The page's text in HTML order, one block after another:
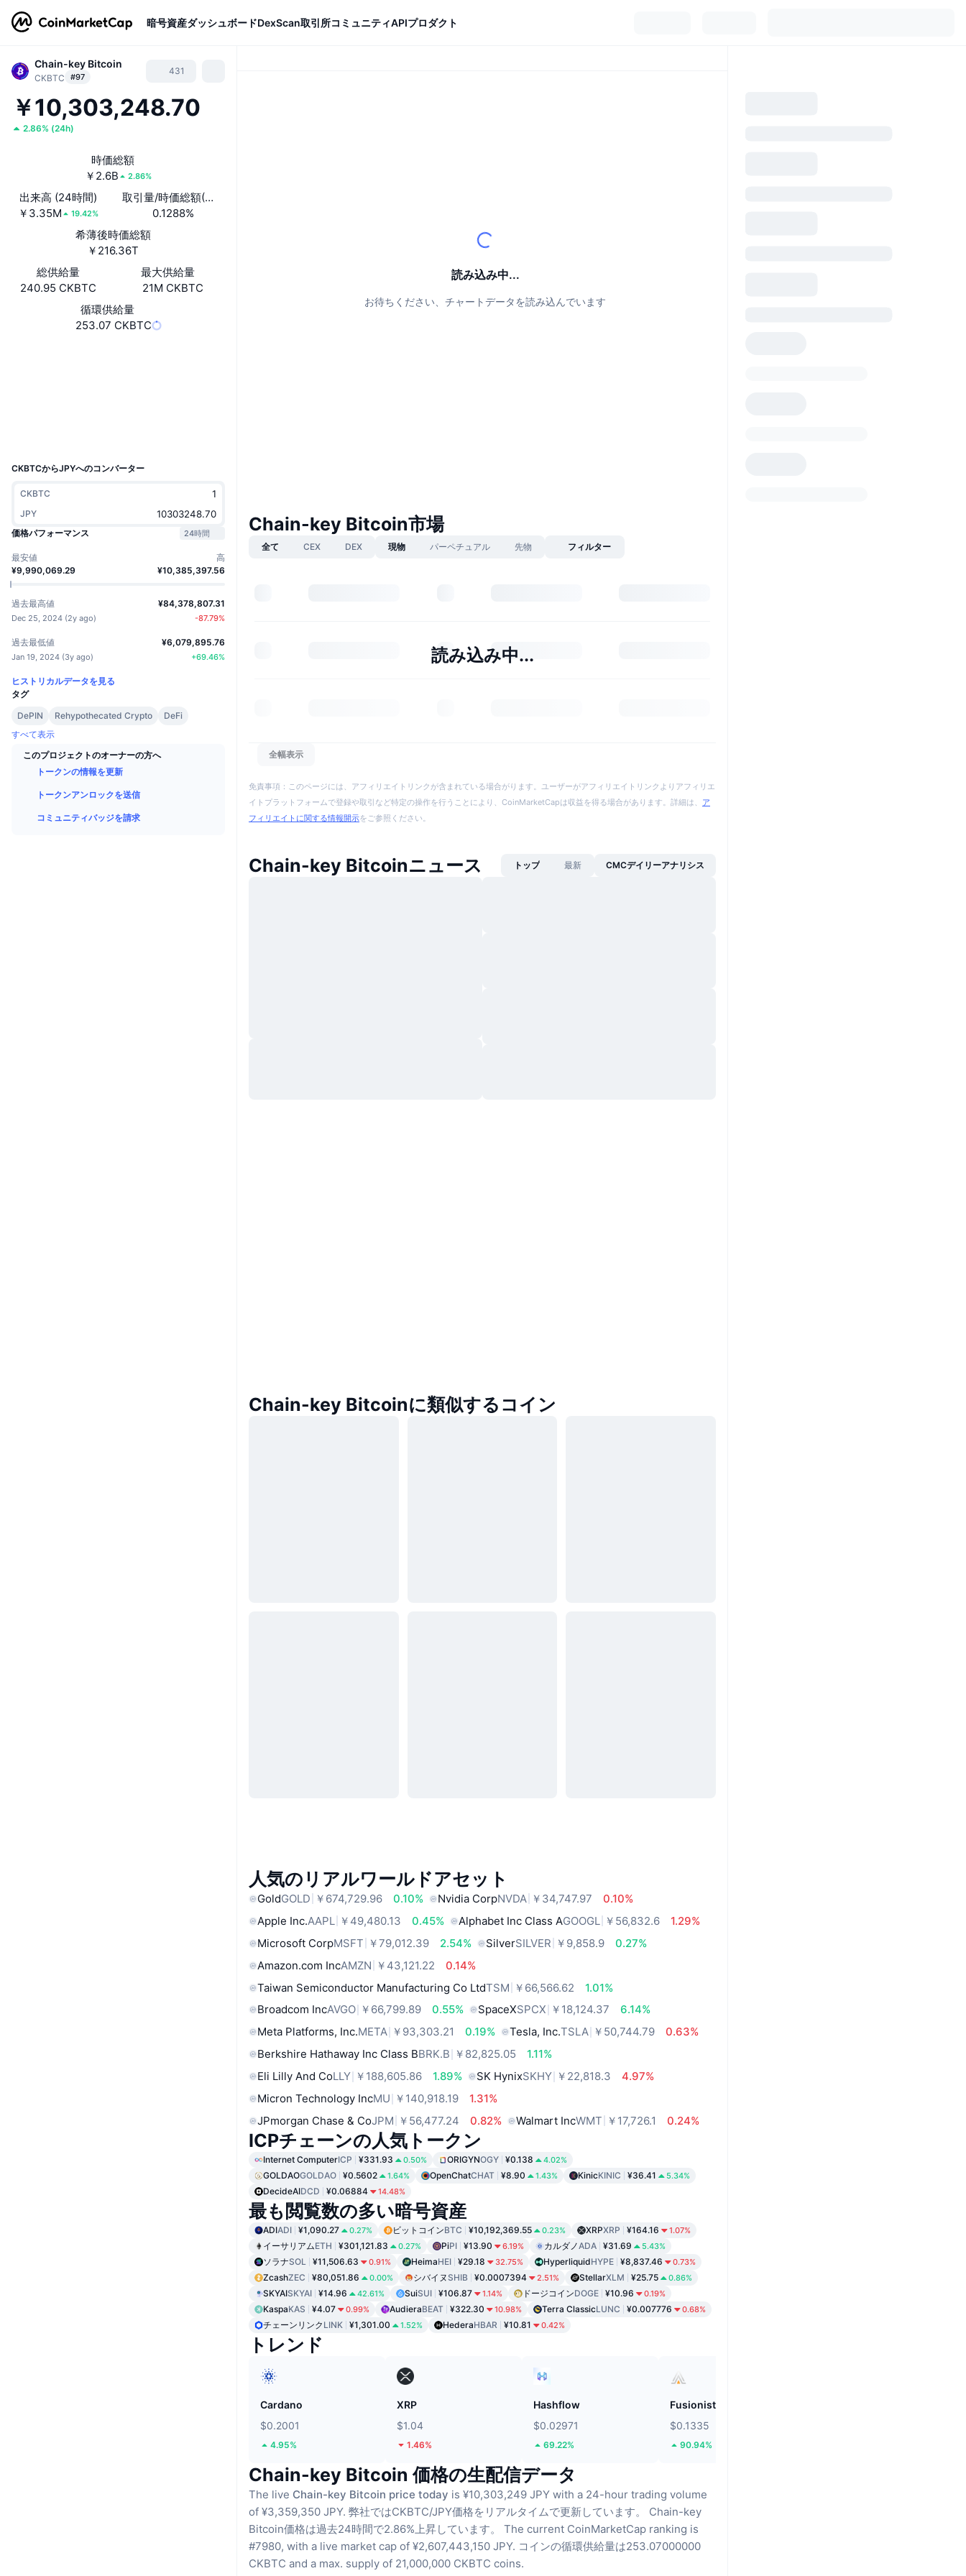
暗号資産ダッシュボードDexScan取引所コミュニティAPIプロダクト
Chain-key Bitcoin
CKBTC #97
431
￥10,303,248.70
2.86% (24h)
時価総額
￥2.6B
2.86%
出来高 (24時間)
￥3.35M
19.42%
取引量/時価総額(24時間)
0.1288%
希薄後時価総額
￥216.36T
総供給量
240.95 CKBTC
最大供給量
21M CKBTC
循環供給量
253.07 CKBTC
CKBTCからJPYへのコンバーター
CKBTC
JPY
価格パフォーマンス
24時間
最安値
¥9,990,069.29
高
¥10,385,397.56
過去最高値
Dec 25, 2024 (2y ago)
¥84,378,807.31
-87.79%
過去最低値
Jan 19, 2024 (3y ago)
¥6,079,895.76
+69.46%
ヒストリカルデータを見る
タグ
DePIN
Rehypothecated Crypto
DeFi
すべて表示
このプロジェクトのオーナーの方へ
トークンの情報を更新
トークンアンロックを送信
コミュニティバッジを請求
読み込み中...
お待ちください、チャートデータを読み込んでいます
Chain-key Bitcoin市場
全て CEX DEX 現物 パーペチュアル 先物 フィルター
読み込み中...
全幅表示
免責事項：このページには、アフィリエイトリンクが含まれている場合がります。ユーザーがアフィリエイトリンクよりアフィリエ
イトプラットフォームで登録や取引など特定の操作を行うことにより、CoinMarketCapは収益を得る場合があります。詳細は、 ア
フィリエイトに関する情報開示をご参照ください。
Chain-key Bitcoinニュース トップ 最新 CMCデイリーアナリシス
Chain-key Bitcoinに類似するコイン
人気のリアルワールドアセット
GoldGOLD ￥674,729.96 0.10% Nvidia CorpNVDA ￥34,747.97
0.10%
Apple Inc.AAPL ￥49,480.13 0.45% Alphabet Inc Class AGOOGL ￥56,832.6
1.29%
Microsoft CorpMSFT ￥79,012.39 2.54% SilverSILVER ￥9,858.9
0.27%
Amazon.com IncAMZN ￥43,121.22
0.14%
Taiwan Semiconductor Manufacturing Co LtdTSM ￥66,566.62
1.01%
Broadcom IncAVGO ￥66,799.89 0.55% SpaceXSPCX ￥18,124.37
6.14%
Meta Platforms, Inc.META ￥93,303.21 0.19% Tesla, Inc.TSLA ￥50,744.79
0.63%
Berkshire Hathaway Inc Class BBRK.B ￥82,825.05
1.11%
Eli Lilly And CoLLY ￥188,605.86 1.89% SK HynixSKHY ￥22,818.3
4.97%
Micron Technology IncMU ￥140,918.19
1.31%
JPmorgan Chase & CoJPM ￥56,477.24 0.82% Walmart IncWMT ￥17,726.1 0.24%
ICPチェーンの人気トークン
Internet ComputerICP ¥331.93 0.50% ORIGYNOGY ¥0.138 4.02%
GOLDAOGOLDAO ¥0.5602 1.64% OpenChatCHAT ¥8.90 1.43% KinicKINIC ¥36.41 5.34%
DecideAIDCD ¥0.06884 14.48%
最も閲覧数の多い暗号資産
ADIADI ¥1,090.27 0.27% ビットコインBTC ¥10,192,369.55 0.23% XRPXRP ¥164.16 1.07%
イーサリアムETH ¥301,121.83 0.27% PiPI ¥13.90 6.19% カルダノADA ¥31.69 5.43%
ソラナSOL ¥11,506.63 0.91% HeimaHEI ¥29.18 32.75% HyperliquidHYPE ¥8,837.46 0.73%
ZcashZEC ¥80,051.86 0.00% シバイヌ SHIB ¥0.0007394 2.51% StellarXLM ¥25.75 0.86%
SKYAISKYAI ¥14.96 42.61% SuiSUI ¥106.87 1.14% ドージコインDOGE ¥10.96 0.19%
KaspaKAS ¥4.07 0.99% AudieraBEAT ¥322.30 10.98% Terra ClassicLUNC ¥0.007776 0.68%
チェーンリンク LINK ¥1,301.00 1.52% HederaHBAR ¥10.81 0.42%
トレンド
Cardano
$0.2001
4.95%
XRP
$1.04
1.46%
Hashflow
$0.02971
69.22%
Fusionist
$0.1335
90.94%
Chain-key Bitcoin 価格の生配信データ
The live Chain-key Bitcoin price today is ¥10,303,249 JPY with a 24-hour trading volume
of ¥3,359,350 JPY. 弊社ではCKBTC/JPY価格をリアルタイムで更新しています。
Chain-key
Bitcoin価格は過去24時間で2.86%上昇しています。
The current CoinMarketCap ranking is
#7980, with a live market cap of ¥2,607,443,150 JPY. コインの循環供給量は253.07000000
CKBTC and a max. supply of 21,000,000 CKBTC coins.